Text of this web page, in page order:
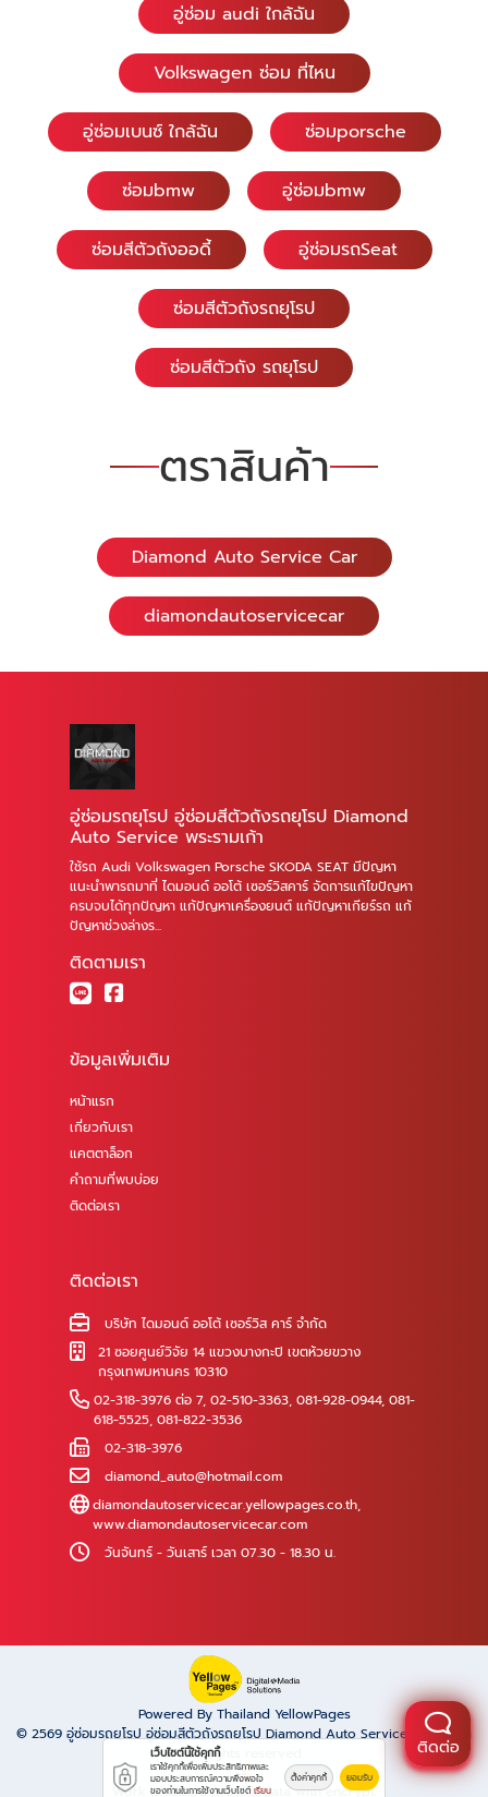
อู่ซ่อม audi ใกล้ฉัน
Volkswagen ซ่อม ที่ไหน
อู่ซ่อมเบนซ์ ใกล้ฉัน ซ่อมporsche
ซ่อมbmw อู่ซ่อมbmw
ซ่อมสีตัวถังออดี้ อู่ซ่อมรถSeat
ซ่อมสีตัวถังรถยุโรป
ซ่อมสีตัวถัง รถยุโรป
ตราสินค้า
Diamond Auto Service Car
diamondautoservicecar
อู่ซ่อมรถยุโรป อู่ซ่อมสีตัวถังรถยุโรป Diamond
Auto Service พระรามเก้า
ใช้รถ Audi Volkswagen Porsche SKODA SEAT มีปัญหา
แนะนำพารถมาที่ ไดมอนด์ ออโต้ เซอร์วิสคาร์ จัดการแก้ไขปัญหา
ครบจบได้ทุกปัญหา แก้ปัญหาเครื่องยนต์ แก้ปัญหาเกียร์รถ แก้
ปัญหาช่วงล่างร...
ติดตามเรา
ข้อมูลเพิ่มเติม
หน้าแรก
เกี่ยวกับเรา
แคตตาล็อก
คำถามที่พบบ่อย
ติดต่อเรา
ติดต่อเรา
บริษัท ไดมอนด์ ออโต้ เซอร์วิส คาร์ จำกัด
21 ซอยศูนย์วิจัย 14 แขวงบางกะปิ เขตห้วยขวาง
กรุงเทพมหานคร 10310
02-318-3976 ต่อ 7,02-510-3363,081-928-0944,081-
618-5525,081-822-3536
02-318-3976
diamond_auto@hotmail.com
diamondautoservicecar.yellowpages.co.th,
www.diamondautoservicecar.com
วันจันทร์ - วันเสาร์ เวลา 07.30 - 18.30 น.
Powered By Thailand YellowPages
© 2569 อู่ซ่อมรถยุโรป อู่ซ่อมสีตัวถังรถยุโรป Diamond Auto Service พระรามเก้า
All rights reserved.
Work is secure protect data with encrypt.
ติดต่อ
เว็บไซต์นี้ใช้คุกกี้
เราใช้คุกกี้เพื่อเพิ่มประสิทธิภาพและ
มอบประสบการณ์ความพึงพอใจ
ของท่านในการใช้งานเว็บไซต์ เรียน
ตั้งค่าคุกกี้ ยอมรับ